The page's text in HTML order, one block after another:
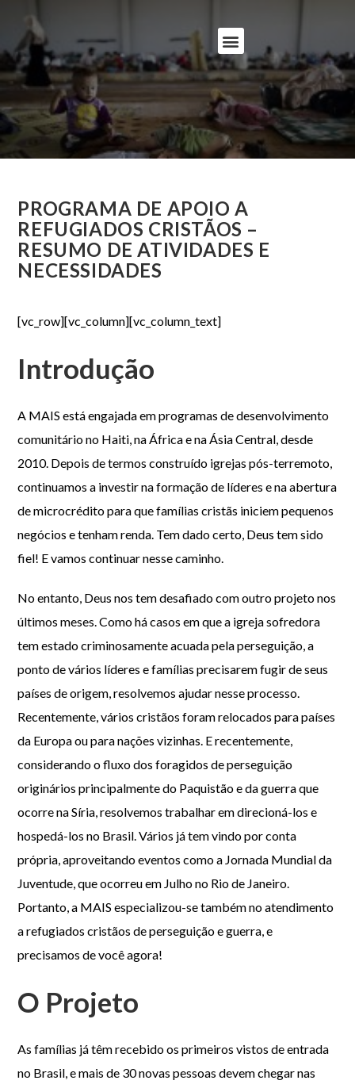
PROGRAMA DE APOIO A
REFUGIADOS CRISTÃOS –
RESUMO DE ATIVIDADES E
NECESSIDADES
[vc_row][vc_column][vc_column_text]
Introdução
A MAIS está engajada em programas de desenvolvimento
comunitário no Haiti, na África e na Ásia Central, desde
2010. Depois de termos construído igrejas pós-terremoto,
continuamos a investir na formação de líderes e na abertura
de microcrédito para que famílias cristãs iniciem pequenos
negócios e tenham renda. Tem dado certo, Deus tem sido
fiel! E vamos continuar nesse caminho.
No entanto, Deus nos tem desafiado com outro projeto nos
últimos meses. Como há casos em que a igreja sofredora
tem estado criminosamente acuada pela perseguição, a
ponto de vários líderes e famílias precisarem fugir de seus
países de origem, resolvemos ajudar nesse processo.
Recentemente, vários cristãos foram relocados para países
da Europa ou para nações vizinhas. E recentemente,
considerando o fluxo dos foragidos de perseguição
originários principalmente do Paquistão e da guerra que
ocorre na Síria, resolvemos trabalhar em direcioná-los e
hospedá-los no Brasil. Vários já tem vindo por conta
própria, aproveitando eventos como a Jornada Mundial da
Juventude, que ocorreu em Julho no Rio de Janeiro.
Portanto, a MAIS especializou-se também no atendimento
a refugiados cristãos de perseguição e guerra, e
precisamos de você agora!
O Projeto
As famílias já têm recebido os primeiros vistos de entrada
no Brasil, e mais de 30 novas pessoas devem chegar nas